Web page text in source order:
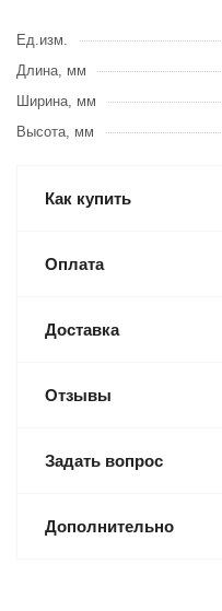
Ед.изм.
Длина, мм
Ширина, мм
Высота, мм
Как купить
Оплата
Доставка
Отзывы
Задать вопрос
Дополнительно